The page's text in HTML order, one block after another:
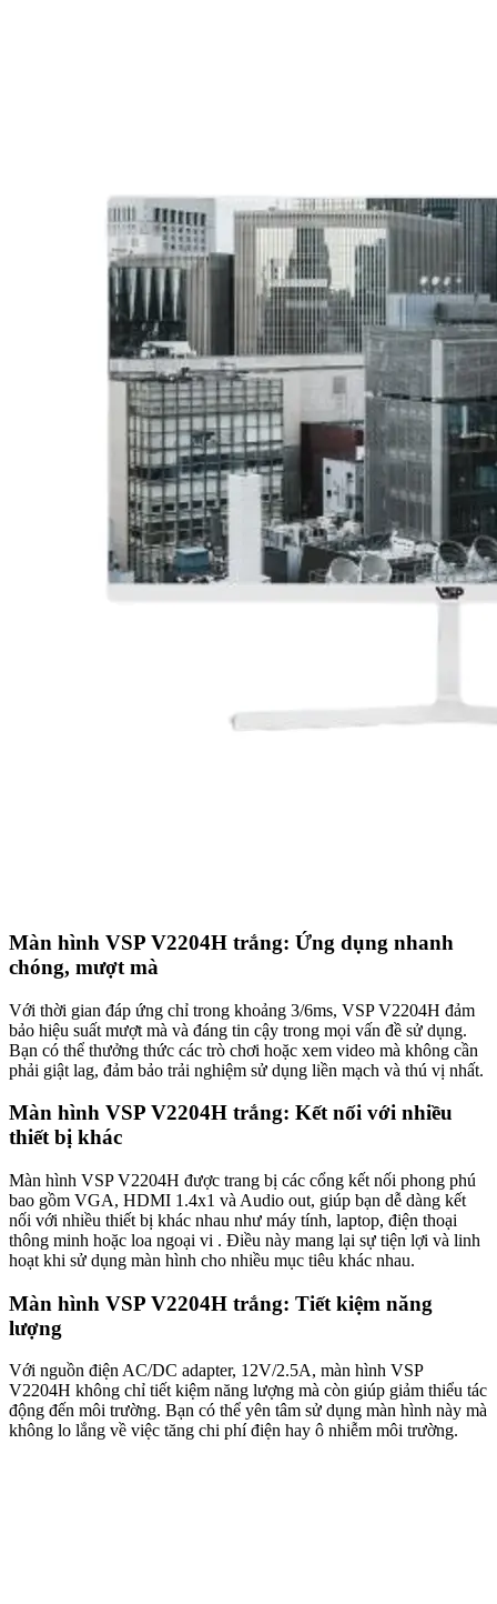
Màn hình VSP V2204H trắng: Ứng dụng nhanh
chóng, mượt mà
Với thời gian đáp ứng chỉ trong khoảng 3/6ms, VSP V2204H đảm
bảo hiệu suất mượt mà và đáng tin cậy trong mọi vấn đề sử dụng.
Bạn có thể thưởng thức các trò chơi hoặc xem video mà không cần
phải giật lag, đảm bảo trải nghiệm sử dụng liền mạch và thú vị nhất.
Màn hình VSP V2204H trắng: Kết nối với nhiều
thiết bị khác
Màn hình VSP V2204H được trang bị các cổng kết nối phong phú
bao gồm VGA, HDMI 1.4x1 và Audio out, giúp bạn dễ dàng kết
nối với nhiều thiết bị khác nhau như máy tính, laptop, điện thoại
thông minh hoặc loa ngoại vi . Điều này mang lại sự tiện lợi và linh
hoạt khi sử dụng màn hình cho nhiều mục tiêu khác nhau.
Màn hình VSP V2204H trắng: Tiết kiệm năng
lượng
Với nguồn điện AC/DC adapter, 12V/2.5A, màn hình VSP
V2204H không chỉ tiết kiệm năng lượng mà còn giúp giảm thiểu tác
động đến môi trường. Bạn có thể yên tâm sử dụng màn hình này mà
không lo lắng về việc tăng chi phí điện hay ô nhiễm môi trường.